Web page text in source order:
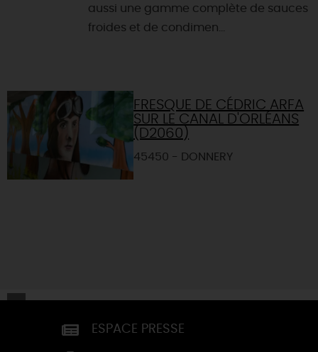
aussi une gamme complète de sauces
froides et de condimen...
FRESQUE DE CÉDRIC ARFA
SUR LE CANAL D'ORLÉANS
(D2060)
45450 - DONNERY
ESPACE PRESSE